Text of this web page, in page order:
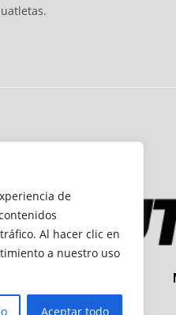
de
Al hacer clic en
a nuestro uso
Aceptar todo